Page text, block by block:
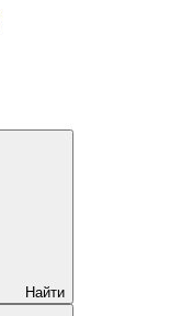
Найти